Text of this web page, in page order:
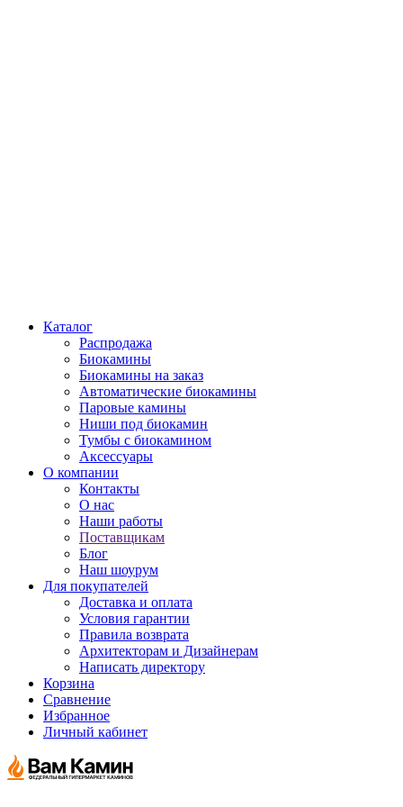
Каталог
Распродажа
Биокамины
Биокамины на заказ
Автоматические биокамины
Паровые камины
Ниши под биокамин
Тумбы с биокамином
Аксессуары
О компании
Контакты
О нас
Наши работы
Поставщикам
Блог
Наш шоурум
Для покупателей
Доставка и оплата
Условия гарантии
Правила возврата
Архитекторам и Дизайнерам
Написать директору
Корзина
Сравнение
Избранное
Личный кабинет